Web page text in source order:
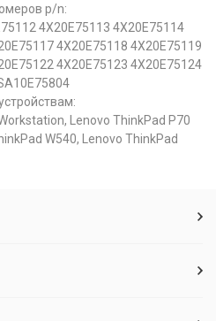
p/n:
4X20E75113 4X20E75114
4X20E75118 4X20E75119
4X20E75123 4X20E75124
Lenovo ThinkPad P70
W540, Lenovo ThinkPad